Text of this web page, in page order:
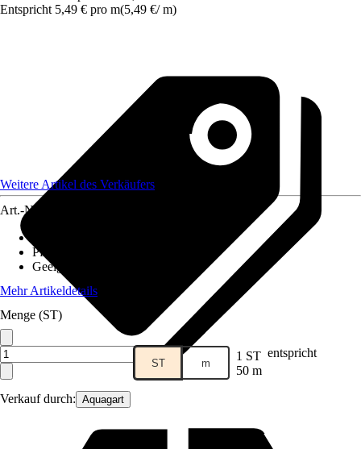
Entspricht 5,49 € pro m(5,49 €/ m)
Verkauf durch: Aquagart
Weitere Artikel des Verkäufers
Art.-Nr.
Pfostenstärke
Geeignet für
Mehr Artikeldetails
Menge (ST)
ST m 1 ST entspricht
50 m